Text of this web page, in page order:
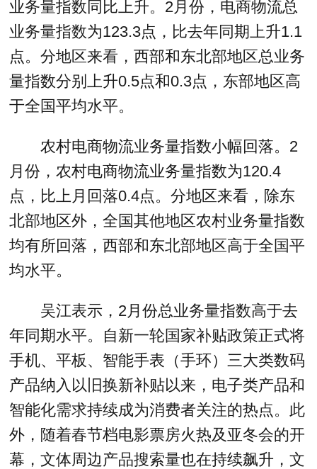
业务量指数同比上升。2月份，电商物流总
业务量指数为123.3点，比去年同期上升1.1
点。分地区来看，西部和东北部地区总业务
量指数分别上升0.5点和0.3点，东部地区高
于全国平均水平。
农村电商物流业务量指数小幅回落。2
月份，农村电商物流业务量指数为120.4
点，比上月回落0.4点。分地区来看，除东
北部地区外，全国其他地区农村业务量指数
均有所回落，西部和东北部地区高于全国平
均水平。
吴江表示，2月份总业务量指数高于去
年同期水平。自新一轮国家补贴政策正式将
手机、平板、智能手表（手环）三大类数码
产品纳入以旧换新补贴以来，电子类产品和
智能化需求持续成为消费者关注的热点。此
外，随着春节档电影票房火热及亚冬会的开
幕，文体周边产品搜索量也在持续飙升，文